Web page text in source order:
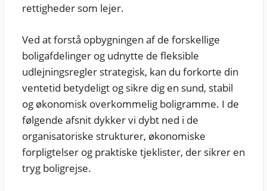
rettigheder som lejer.
Ved at forstå opbygningen af de forskellige
boligafdelinger og udnytte de fleksible
udlejningsregler strategisk, kan du forkorte din
ventetid betydeligt og sikre dig en sund, stabil
og økonomisk overkommelig boligramme. I de
følgende afsnit dykker vi dybt ned i de
organisatoriske strukturer, økonomiske
forpligtelser og praktiske tjeklister, der sikrer en
tryg boligrejse.